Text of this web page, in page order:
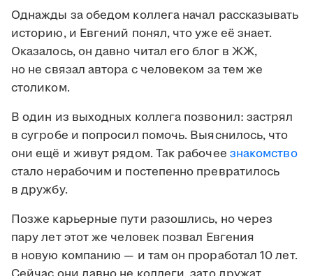
Однажды за обедом коллега начал рассказывать
историю, и Евгений понял, что уже её знает.
Оказалось, он давно читал его блог в ЖЖ,
но не связал автора с человеком за тем же
столиком.
В один из выходных коллега позвонил: застрял
в сугробе и попросил помочь. Выяснилось, что
они ещё и живут рядом. Так рабочее знакомство
стало нерабочим и постепенно превратилось
в дружбу.
Позже карьерные пути разошлись, но через
пару лет этот же человек позвал Евгения
в новую компанию — и там он проработал 10 лет.